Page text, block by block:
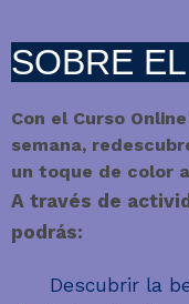
SOBRE
Con el Curso
semana,
un toque de color
A través de
podrás:
Descubrir la